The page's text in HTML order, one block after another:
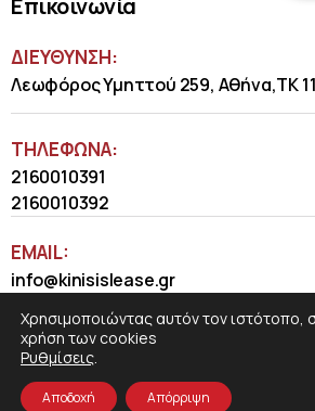
Επικοινωνία
ΔΙΕΥΘΥΝΣΗ:
Λεωφόρος Υμηττού 259, Αθήνα,ΤΚ
ΤΗΛΈΦΩΝΑ:
2160010391
2160010392
EMAIL:
info@kinisislease.gr
Χρησιμοποιώντας αυτόν τον ιστότοπο,
χρήση των cookies
Ρυθμίσεις.
Αποδοχή Απόρριψη